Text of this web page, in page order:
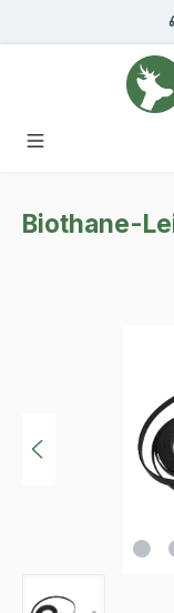
Zum Hauptinhalt
Biothane-